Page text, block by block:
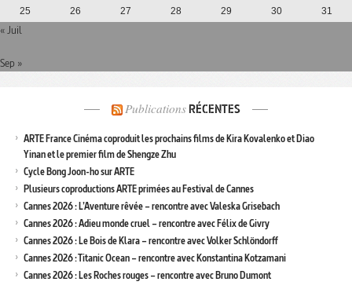
25
26 27 28 29 30 31
« Juil
Sep »
Publications RÉCENTES
ARTE France Cinéma coproduit les prochains films de Kira Kovalenko et Diao
Yinan et le premier film de Shengze Zhu
Cycle Bong Joon-ho sur ARTE
Plusieurs coproductions ARTE primées au Festival de Cannes
Cannes 2026 : L’Aventure rêvée – rencontre avec Valeska Grisebach
Cannes 2026 : Adieu monde cruel – rencontre avec Félix de Givry
Cannes 2026 : Le Bois de Klara – rencontre avec Volker Schlöndorff
Cannes 2026 : Titanic Ocean – rencontre avec Konstantina Kotzamani
Cannes 2026 : Les Roches rouges – rencontre avec Bruno Dumont